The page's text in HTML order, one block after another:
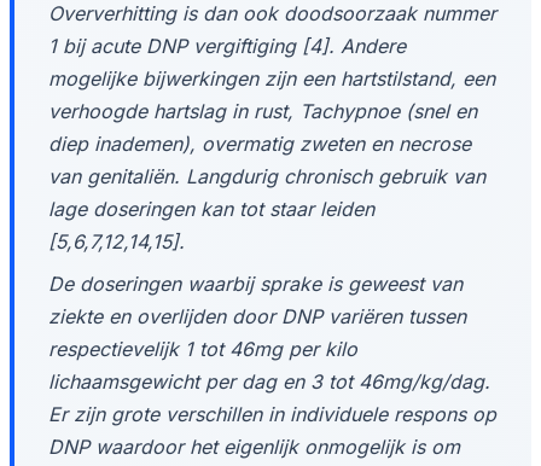
Oververhitting is dan ook doodsoorzaak nummer
1 bij acute DNP vergiftiging [4]. Andere
mogelijke bijwerkingen zijn een hartstilstand, een
verhoogde hartslag in rust, Tachypnoe (snel en
diep inademen), overmatig zweten en necrose
van genitaliën. Langdurig chronisch gebruik van
lage doseringen kan tot staar leiden
[5,6,7,12,14,15].
De doseringen waarbij sprake is geweest van
ziekte en overlijden door DNP variëren tussen
respectievelijk 1 tot 46mg per kilo
lichaamsgewicht per dag en 3 tot 46mg/kg/dag.
Er zijn grote verschillen in individuele respons op
DNP waardoor het eigenlijk onmogelijk is om